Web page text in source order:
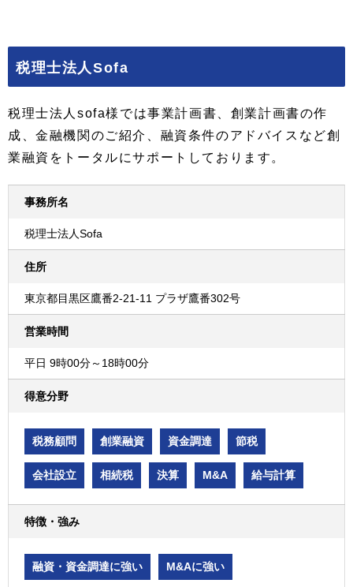
税理士法人Sofa
税理士法人sofa様では事業計画書、創業計画書の作
成、金融機関のご紹介、融資条件のアドバイスなど創
業融資をトータルにサポートしております。
事務所名
税理士法人Sofa
住所
東京都目黒区鷹番2-21-11 プラザ鷹番302号
営業時間
平日 9時00分～18時00分
得意分野
税務顧問 創業融資 資金調達 節税
会社設立 相続税 決算 M&A 給与計算
特徴・強み
融資・資金調達に強い M&Aに強い